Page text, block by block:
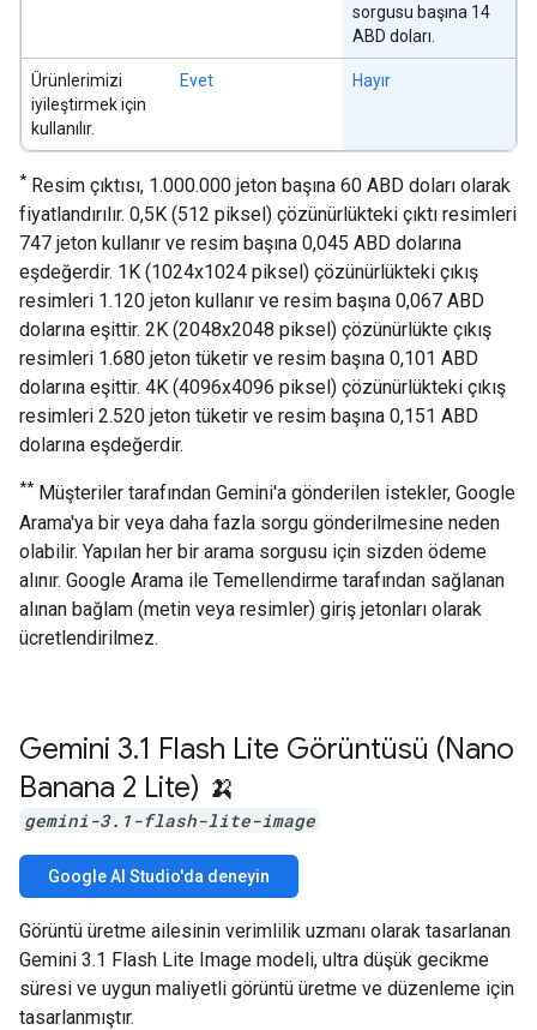
sorgusu başına 14
ABD doları.
Ürünlerimizi
iyileştirmek için
kullanılır.
Evet Hayır
* Resim çıktısı, 1.000.000 jeton başına 60 ABD doları olarak
fiyatlandırılır. 0,5K (512 piksel) çözünürlükteki çıktı resimleri
747 jeton kullanır ve resim başına 0,045 ABD dolarına
eşdeğerdir. 1K (1024x1024 piksel) çözünürlükteki çıkış
resimleri 1.120 jeton kullanır ve resim başına 0,067 ABD
dolarına eşittir. 2K (2048x2048 piksel) çözünürlükte çıkış
resimleri 1.680 jeton tüketir ve resim başına 0,101 ABD
dolarına eşittir. 4K (4096x4096 piksel) çözünürlükteki çıkış
resimleri 2.520 jeton tüketir ve resim başına 0,151 ABD
dolarına eşdeğerdir.
** Müşteriler tarafından Gemini'a gönderilen istekler, Google
Arama'ya bir veya daha fazla sorgu gönderilmesine neden
olabilir. Yapılan her bir arama sorgusu için sizden ödeme
alınır. Google Arama ile Temellendirme tarafından sağlanan
alınan bağlam (metin veya resimler) giriş jetonları olarak
ücretlendirilmez.
Gemini 3.1 Flash Lite Görüntüsü (Nano
Banana 2 Lite) 🍌
gemini-3.1-flash-lite-image
Google AI Studio'da deneyin
Görüntü üretme ailesinin verimlilik uzmanı olarak tasarlanan
Gemini 3.1 Flash Lite Image modeli, ultra düşük gecikme
süresi ve uygun maliyetli görüntü üretme ve düzenleme için
tasarlanmıştır.